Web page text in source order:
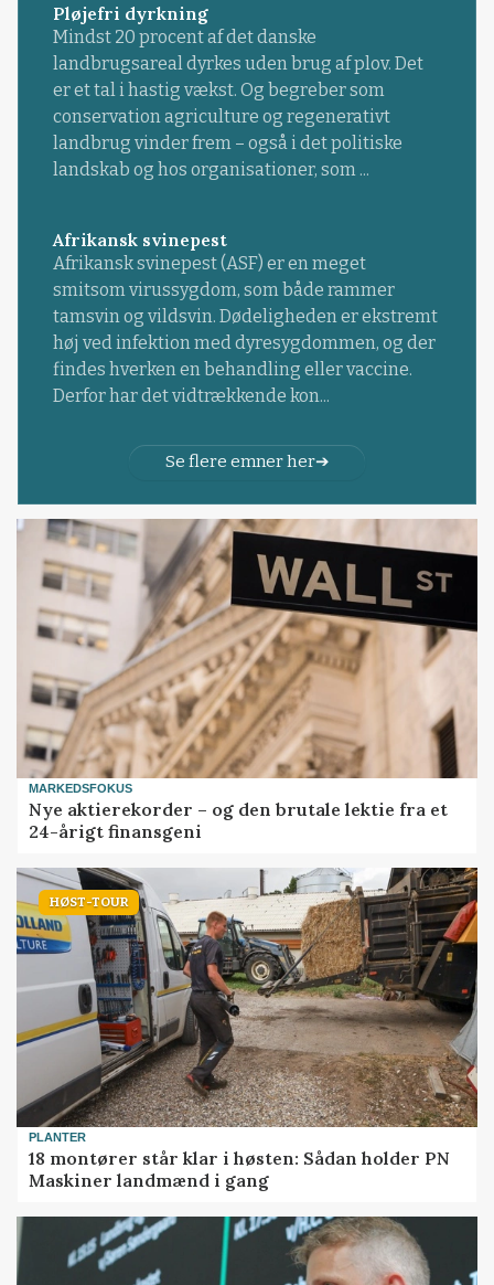
Pløjefri dyrkning
Mindst 20 procent af det danske
landbrugsareal dyrkes uden brug af plov. Det
er et tal i hastig vækst. Og begreber som
conservation agriculture og regenerativt
landbrug vinder frem – også i det politiske
landskab og hos organisationer, som ...
Afrikansk svinepest
Afrikansk svinepest (ASF) er en meget
smitsom virussygdom, som både rammer
tamsvin og vildsvin. Dødeligheden er ekstremt
høj ved infektion med dyresygdommen, og der
findes hverken en behandling eller vaccine.
Derfor har det vidtrækkende kon...
Se flere emner her
MARKEDSFOKUS
Nye aktierekorder – og den brutale lektie fra et
24-årigt finansgeni
HØST-TOUR
PLANTER
18 montører står klar i høsten: Sådan holder PN
Maskiner landmænd i gang